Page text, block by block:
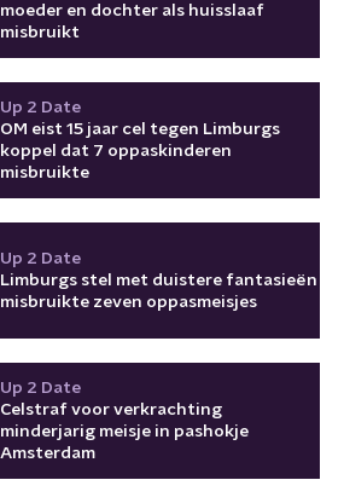
moeder en dochter als huisslaaf
misbruikt
Up 2 Date
OM eist 15 jaar cel tegen Limburgs
koppel dat 7 oppaskinderen
misbruikte
Up 2 Date
Limburgs stel met duistere fantasieën
misbruikte zeven oppasmeisjes
Up 2 Date
Celstraf voor verkrachting
minderjarig meisje in pashokje
Amsterdam